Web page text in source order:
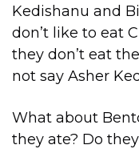
Kedishanu and
don’t like to eat
they don’t eat
not say Asher
What about
they ate? Do